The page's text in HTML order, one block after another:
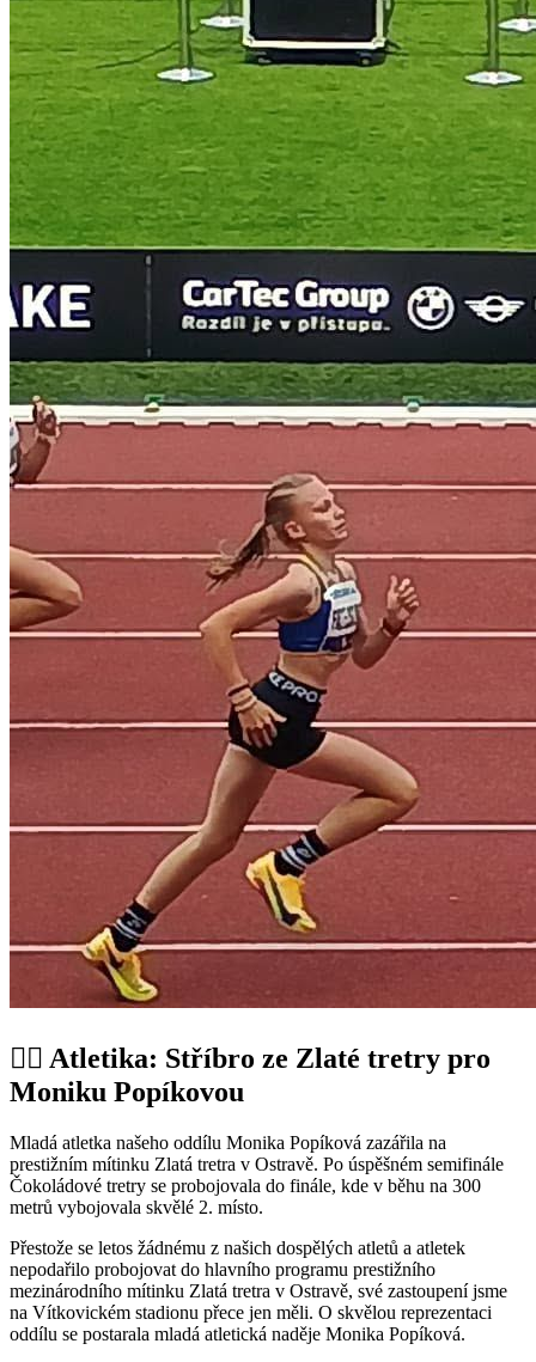
🏃‍♀️ Atletika: Stříbro ze Zlaté tretry pro
Moniku Popíkovou
Mladá atletka našeho oddílu Monika Popíková zazářila na
prestižním mítinku Zlatá tretra v Ostravě. Po úspěšném semifinále
Čokoládové tretry se probojovala do finále, kde v běhu na 300
metrů vybojovala skvělé 2. místo.
Přestože se letos žádnému z našich dospělých atletů a atletek
nepodařilo probojovat do hlavního programu prestižního
mezinárodního mítinku Zlatá tretra v Ostravě, své zastoupení jsme
na Vítkovickém stadionu přece jen měli. O skvělou reprezentaci
oddílu se postarala mladá atletická naděje Monika Popíková.